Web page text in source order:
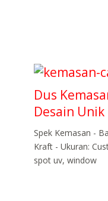
Dus
Desain Unik
Spek Kemasan -
Kraft - Ukuran:
spot uv, window